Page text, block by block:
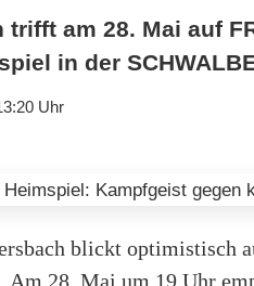
am 28. Mai auf
in der
Uhr
blickt optimistisch
Am 28. Mai um 19 Uhr